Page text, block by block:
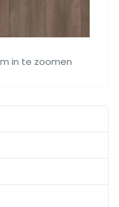
in te zoomen